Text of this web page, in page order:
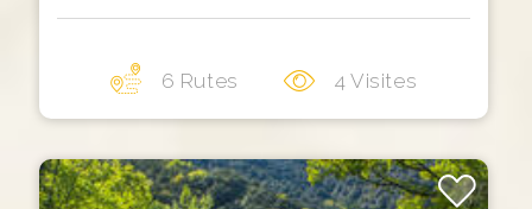
6 Rutes 4 Visites